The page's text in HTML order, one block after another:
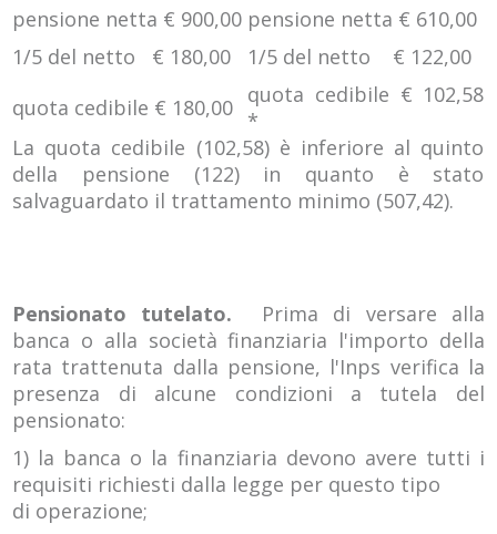
pensione netta € 900,00 pensione netta € 610,00
1/5 del netto € 180,00
1/5 del netto € 122,00
quota cedibile € 180,00 quota cedibile € 102,58
*
La quota cedibile (102,58) è inferiore al quinto
della pensione (122) in quanto è stato
salvaguardato il trattamento minimo (507,42).
Pensionato tutelato. Prima di versare alla
banca o alla società finanziaria l'importo della
rata trattenuta dalla pensione, l'Inps verifica la
presenza di alcune condizioni a tutela del
pensionato:
1) la banca o la finanziaria devono avere tutti i
requisiti richiesti dalla legge per questo tipo
di operazione;